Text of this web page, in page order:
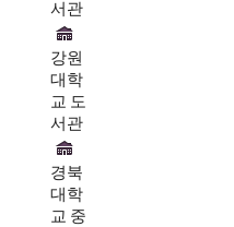
서관
강원
대학
교 도
서관
경북
대학
교 중